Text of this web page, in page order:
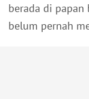
berada di papan
belum pernah